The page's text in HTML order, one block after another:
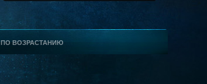
ПО ВОЗРАСТАНИЮ